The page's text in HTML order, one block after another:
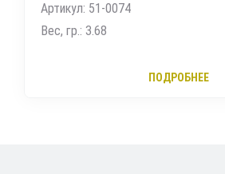
Артикул: 51-0074
Вес, гр.: 3.68
ПОДРОБНЕЕ